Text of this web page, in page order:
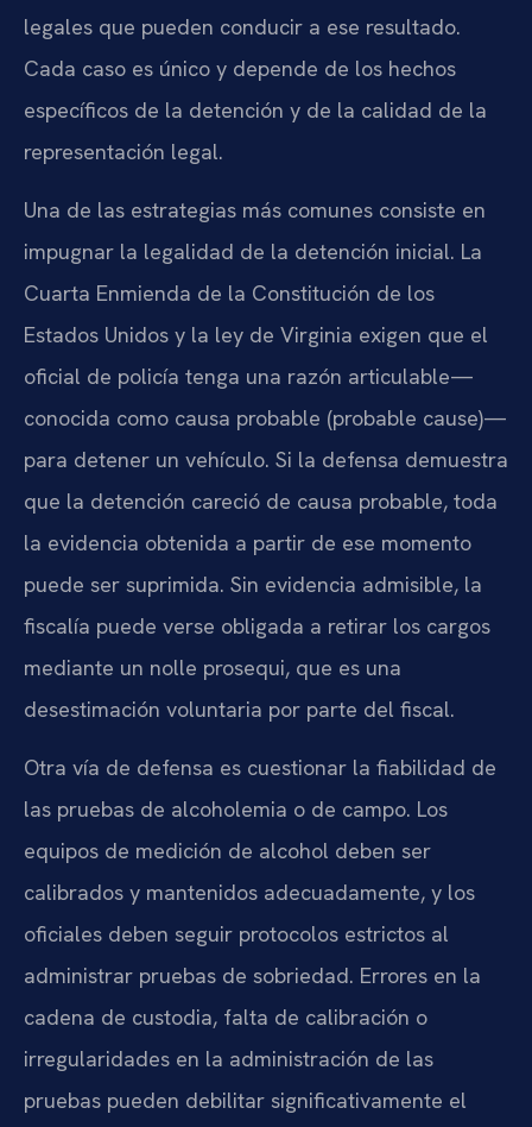
legales que pueden conducir a ese resultado.
Cada caso es único y depende de los hechos
específicos de la detención y de la calidad de la
representación legal.
Una de las estrategias más comunes consiste en
impugnar la legalidad de la detención inicial. La
Cuarta Enmienda de la Constitución de los
Estados Unidos y la ley de Virginia exigen que el
oficial de policía tenga una razón articulable—
conocida como causa probable (probable cause)—
para detener un vehículo. Si la defensa demuestra
que la detención careció de causa probable, toda
la evidencia obtenida a partir de ese momento
puede ser suprimida. Sin evidencia admisible, la
fiscalía puede verse obligada a retirar los cargos
mediante un nolle prosequi, que es una
desestimación voluntaria por parte del fiscal.
Otra vía de defensa es cuestionar la fiabilidad de
las pruebas de alcoholemia o de campo. Los
equipos de medición de alcohol deben ser
calibrados y mantenidos adecuadamente, y los
oficiales deben seguir protocolos estrictos al
administrar pruebas de sobriedad. Errores en la
cadena de custodia, falta de calibración o
irregularidades en la administración de las
pruebas pueden debilitar significativamente el